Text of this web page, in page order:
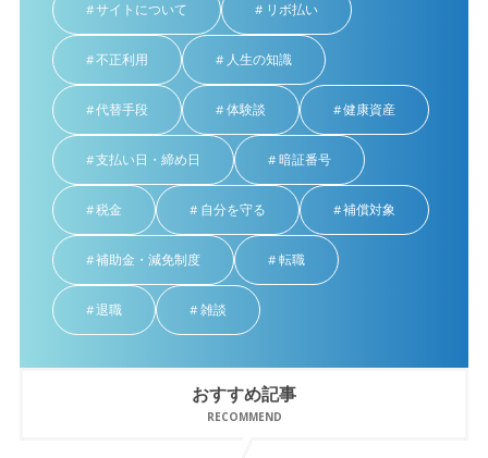
サイトについて リボ払い
不正利用 人生の知識
代替手段 体験談 健康資産
支払い日・締め日 暗証番号
税金 自分を守る 補償対象
補助金・減免制度 転職
退職 雑談
おすすめ記事
RECOMMEND